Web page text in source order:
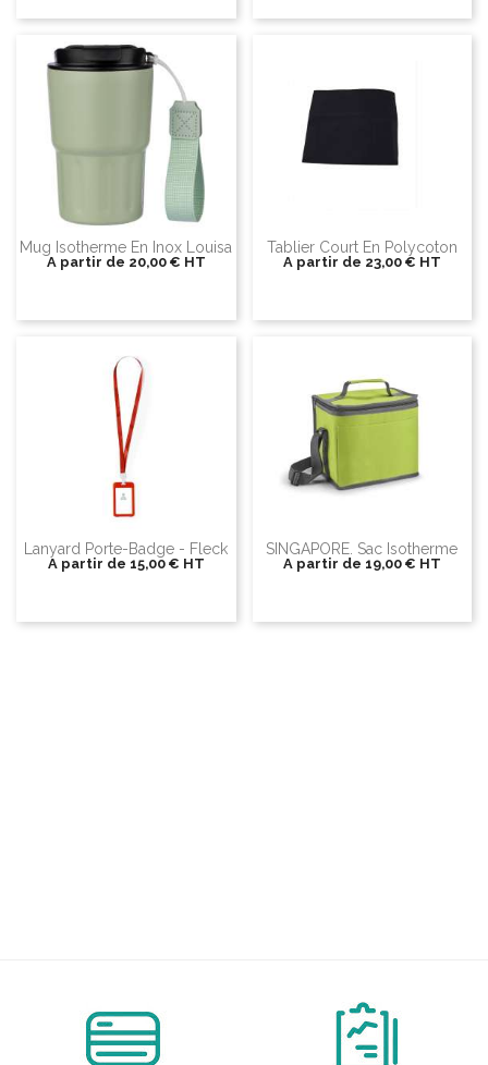
Mug Isotherme En Inox Louisa
A partir de 20,00 € HT
Tablier Court En Polycoton
A partir de 23,00 € HT
Lanyard Porte-Badge - Fleck
A partir de 15,00 € HT
SINGAPORE. Sac Isotherme
A partir de 19,00 € HT